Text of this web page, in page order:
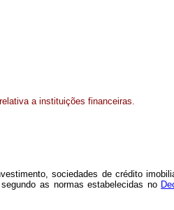
a instituições financeiras.
sociedades de crédito
as normas estabelecidas no